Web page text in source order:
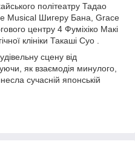
політеатру Тадао
Musical Шигеру Бана, Grace
центру 4 Фуміхіко Макі
клініки Такаші Суо .
сцену від
як взаємодія минулого,
сучасній японській